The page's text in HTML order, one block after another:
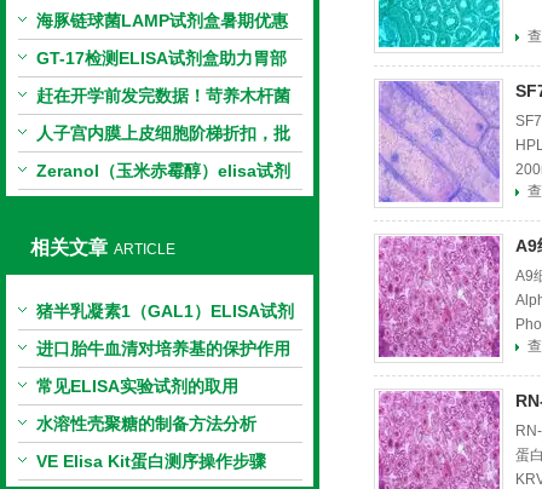
海豚链球菌LAMP试剂盒暑期优惠
GT-17检测ELISA试剂盒助力胃部
相关指标样本定量研究
赶在开学前发完数据！苛养木杆菌
PCR检测试剂盒暑假优惠开启
人子宫内膜上皮细胞阶梯折扣，批
量更划算
Zeranol（玉米赤霉醇）elisa试剂
相关文章 ARTICLE
猪半乳凝素1（GAL1）ELISA试剂
盒优势
进口胎牛血清对培养基的保护作用
常见ELISA实验试剂的取用
水溶性壳聚糖的制备方法分析
VE Elisa Kit蛋白测序操作步骤
A9
A9
（
蛋